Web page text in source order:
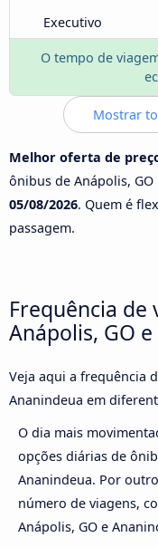
Executivo
O tempo de
Mostrar
Melhor oferta de
ônibus de Anápolis,
05/08/2026. Quem é
passagem.
Frequência de
Anápolis, GO
Veja aqui a frequência
Ananindeua em
O dia mais
opções diárias de
Ananindeua. Por
número de viagens,
Anápolis, GO e